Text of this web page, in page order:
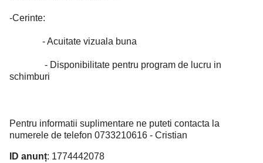
-Cerinte:
- Acuitate vizuala buna
- Disponibilitate pentru program de lucru in
schimburi
Pentru informatii suplimentare ne puteti contacta la
numerele de telefon 0733210616 - Cristian
ID anunț: 1774442078